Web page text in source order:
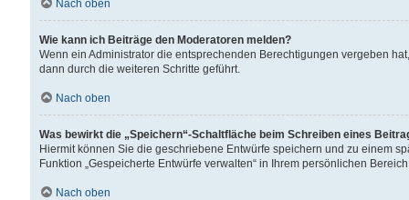
Nach oben
Wie kann ich Beiträge den Moderatoren melden?
Wenn ein Administrator die entsprechenden Berechtigungen vergeben
dann durch die weiteren Schritte geführt.
Nach oben
Was bewirkt die „Speichern“-Schaltfläche beim Schreiben eines
Hiermit können Sie die geschriebene Entwürfe speichern und zu einem
Funktion „Gespeicherte Entwürfe verwalten“ in Ihrem persönlichen
Nach oben